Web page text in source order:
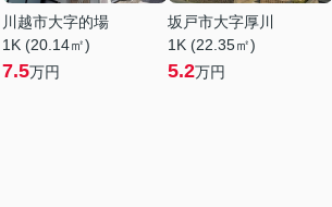
川越市大字的場
1K (20.14㎡)
7.5万円
坂戸市大字厚川
1K (22.35㎡)
5.2万円